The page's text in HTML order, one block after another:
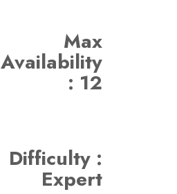
Max
Availability
: 12
Difficulty :
Expert